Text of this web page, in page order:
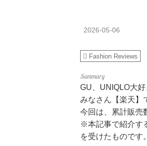
2026-05-06
Fashion Reviews
GU、UNIQLO大
みなさん【楽天】
今回は、累計販売
※本記事で紹介す
を受けたものです